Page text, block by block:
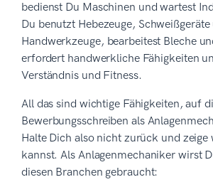
bedienst Du Maschinen und wartest
Du benutzt Hebezeuge, Schweißgeräte
Handwerkzeuge, bearbeitest Bleche
erfordert handwerkliche Fähigkeiten
Verständnis und Fitness.
All das sind wichtige Fähigkeiten, auf
Bewerbungsschreiben als
Halte Dich also nicht zurück und zeige
kannst. Als Anlagenmechaniker wirst
diesen Branchen gebraucht: